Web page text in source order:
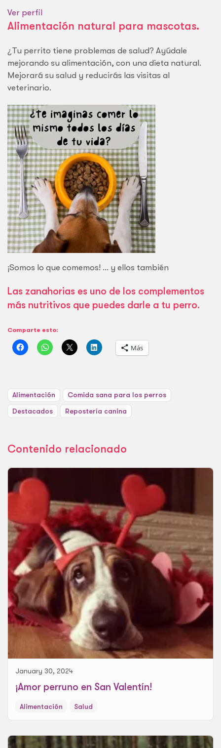
Ver perfil
Alimentación natural para mascotas.
¿Tu perrito tiene problemas de salud? Ayúdale
mejorando su alimentación, con una dieta natural.
Mejorará su salud y reducirás las visitas al
veterinario.
¡Somos lo que comemos! … y ellos también
Las zanahorias es uno de los complementos
más nutritivos que puedes darle a tu perro.
Comparte esto:
Más
Alimentación Comida sana para los perros
Destacados Repostería canina
Contenido relacionado
January 30, 2024
¡Amor perruno en San Valentín!
Alimentación Salud